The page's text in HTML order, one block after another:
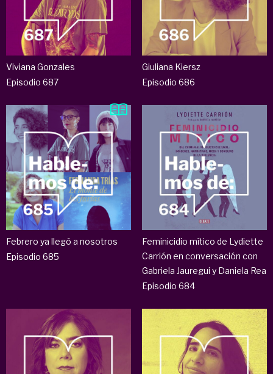
Viviana Gonzales
Episodio 687
Giuliana Kiersz
Episodio 686
Febrero ya llegó a nosotros
Episodio 685
Feminicidio mítico de Lydiette
Carrión en conversación con
Gabriela Jauregui y Daniela Rea
Episodio 684